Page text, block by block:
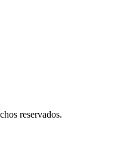
reservados.